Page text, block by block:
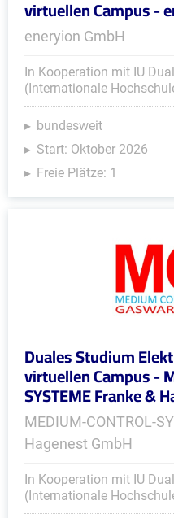
virtuellen Campus -
eneryion GmbH
In Kooperation mit IU
(Internationale
bundesweit
Start: Oktober 2026
Freie Plätze: 1
Duales Studium
virtuellen Campus -
SYSTEME Franke &
MEDIUM-CONTROL-
Hagenest GmbH
In Kooperation mit IU
(Internationale